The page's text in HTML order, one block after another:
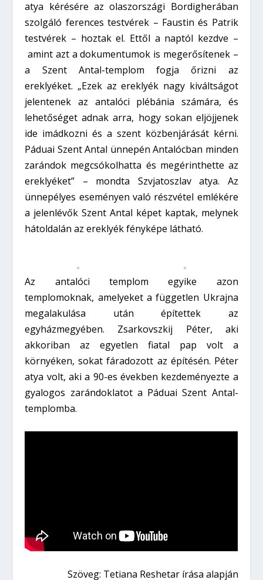
atya kérésére az olaszországi Bordigherában
szolgáló ferences testvérek – Faustin és Patrik
testvérek – hoztak el. Ettől a naptól kezdve –
amint azt a dokumentumok is megerősítenek –
a Szent Antal-templom fogja őrizni az
ereklyéket. „Ezek az ereklyék nagy kiváltságot
jelentenek az antalóci plébánia számára, és
lehetőséget adnak arra, hogy sokan eljöjjenek
ide imádkozni és a szent közbenjárását kérni.
Páduai Szent Antal ünnepén Antalócban minden
zarándok megcsókolhatta és megérinthette az
ereklyéket” – mondta Szvjatoszlav atya. Az
ünnepélyes eseményen való részvétel emlékére
a jelenlévők Szent Antal képet kaptak, melynek
hátoldalán az ereklyék fényképe látható.
Az antalóci templom egyike azon
templomoknak, amelyeket a független Ukrajna
megalakulása után építettek az
egyházmegyében. Zsarkovszkij Péter, aki
akkoriban az egyetlen fiatal pap volt a
környéken, sokat fáradozott az építésén. Péter
atya volt, aki a 90-es években kezdeményezte a
gyalogos zarándoklatot a Páduai Szent Antal-
templomba.
Szöveg: Tetiana Reshetar írása alapján